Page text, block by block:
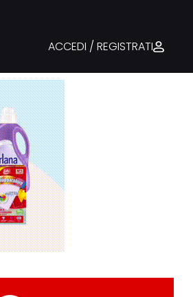
ACCEDI / REGISTRATI